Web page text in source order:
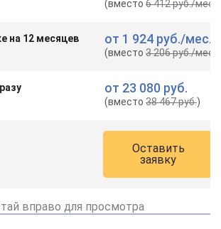
(вместо6 412 руб./мес.
на 12 месяцев от 1 924 руб./мес.
(вместо3 206 руб./мес.
от 23 080 руб.
(вместо38 467 руб.)
Оставить
заявку
вправо для просмотра
WhatsApp